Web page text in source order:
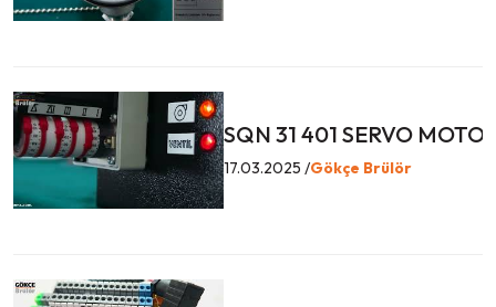
SQN 31 401 SERVO
17.03.2025 /Gökçe Brülör